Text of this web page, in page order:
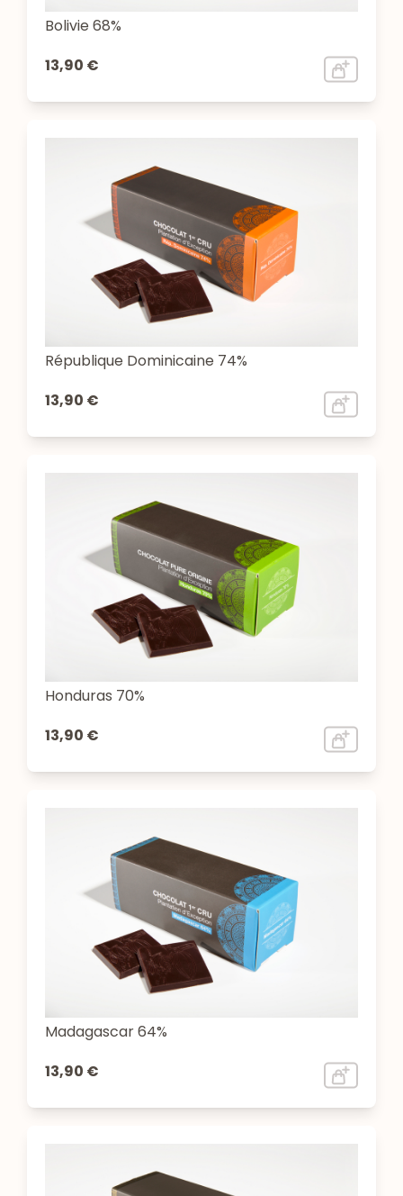
Bolivie 68%
13,90 €
République Dominicaine 74%
13,90 €
Honduras 70%
13,90 €
Madagascar 64%
13,90 €